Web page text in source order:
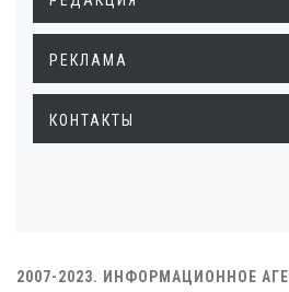
РЕКЛАМА
КОНТАКТЫ
2007-2023. ИНФОРМАЦИОННОЕ